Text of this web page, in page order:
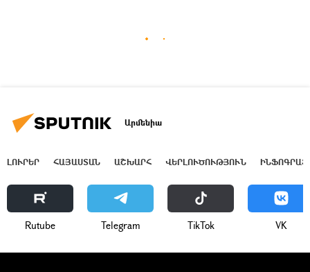
Արմենիա
ԼՈՒՐԵՐ ՀԱՅԱՍՏԱՆ ԱՇԽԱՐՀ ՎԵՐԼՈՒԾՈՒԹՅՈՒՆ
Rutube Telegram ТikТоk VK